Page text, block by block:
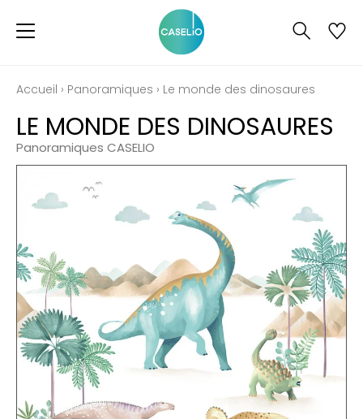
Accueil › Panoramiques › Le monde des dinosaures
LE MONDE DES DINOSAURES
Panoramiques CASELIO